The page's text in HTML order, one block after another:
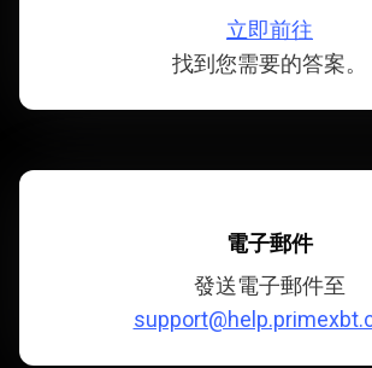
立即前往
找到您需要的答案。
電子郵件
發送電子郵件至